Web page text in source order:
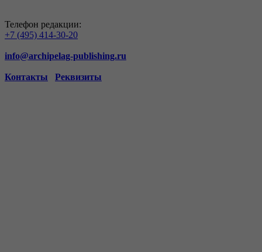
Телефон редакции:
+7 (495) 414-30-20
info@archipelag-publishing.ru
Контакты Реквизиты